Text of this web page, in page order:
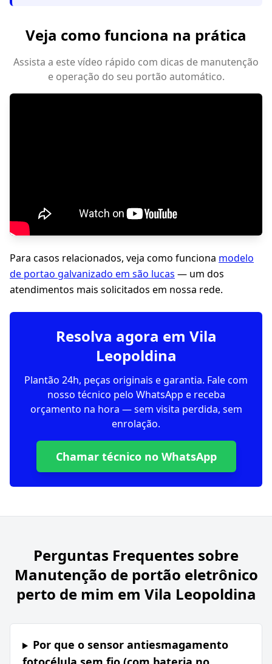
Veja como funciona na prática
Assista a este vídeo rápido com dicas de manutenção
e operação do seu portão automático.
Para casos relacionados, veja como funciona modelo
de portao galvanizado em são lucas — um dos
atendimentos mais solicitados em nossa rede.
Resolva agora em Vila
Leopoldina
Plantão 24h, peças originais e garantia. Fale com
nosso técnico pelo WhatsApp e receba
orçamento na hora — sem visita perdida, sem
enrolação.
Chamar técnico no WhatsApp
Perguntas Frequentes sobre
Manutenção de portão eletrônico
perto de mim em Vila Leopoldina
Por que o sensor antiesmagamento